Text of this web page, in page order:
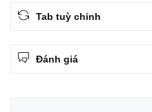
Tab tuỳ chỉnh
Đánh giá